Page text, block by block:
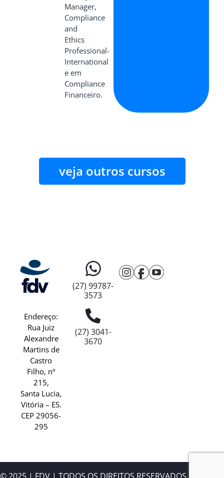
Manager,
Compliance
and
Ethics
Professional-
International
e em
Compliance
Financeiro.
veja outros cursos
Endereço:
Rua Juiz
Alexandre
Martins de
Castro
Filho, nº
215,
Santa Lucia,
Vitória – ES.
CEP 29056-
295
(27) 99787-
3573
(27) 3041-
3670